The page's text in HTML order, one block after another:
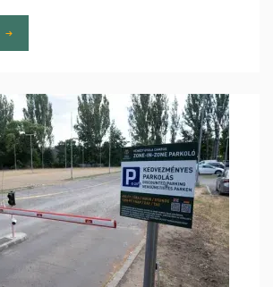
az intézmény saját forrásból